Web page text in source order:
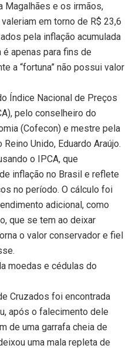
Magalhães e os irmãos,
em torno de R$ 23,6
pela inflação acumulada
apenas para fins de
a “fortuna” não possui valor
Índice Nacional de Preços
pelo conselheiro do
(Cofecon) e mestre pela
Unido, Eduardo Araújo.
o IPCA, que
inflação no Brasil e reflete
no período. O cálculo foi
adicional, como
que se tem ao deixar
o valor conservador e fiel
moedas e cédulas do
Cruzados foi encontrada
após o falecimento dele
de uma garrafa cheia de
uma mala repleta de